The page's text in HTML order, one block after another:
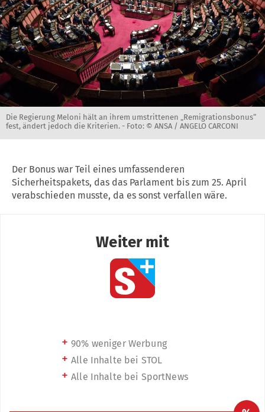
Die Regierung Meloni hält an ihrem umstrittenen „Remigrationsbonus“
fest, ändert jedoch die Kriterien. - Foto: © ANSA / ANGELO CARCONI
Der Bonus war Teil eines umfassenderen
Sicherheitspakets, das das Parlament bis zum 25. April
verabschieden musste, da es sonst verfallen wäre.